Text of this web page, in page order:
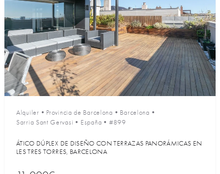
Alquiler • Provincia de Barcelona • Barcelona •
Sarria Sant Gervasi • España • #899
ÁTICO DÚPLEX DE DISEÑO CON TERRAZAS PANORÁMICAS EN
LES TRES TORRES, BARCELONA